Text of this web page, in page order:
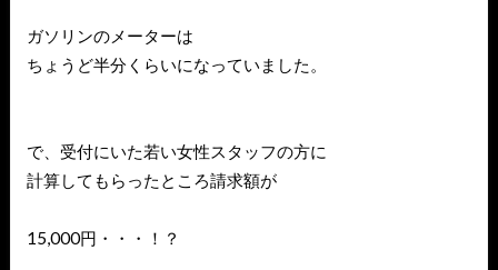
ガソリンのメーターは
ちょうど半分くらいになっていました。
で、受付にいた若い女性スタッフの方に
計算してもらったところ請求額が
15,000円・・・！？